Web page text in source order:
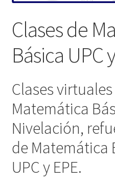
Clases de
Básica UPC
Clases
Matemática
Nivelación,
de Matemática
UPC y EPE.